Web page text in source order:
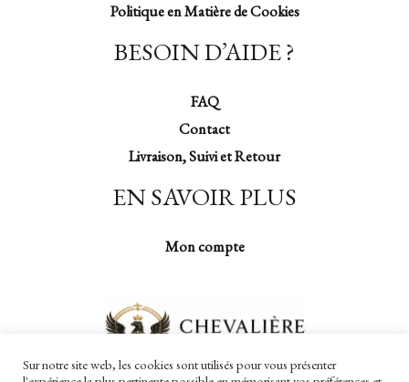
Politique en Matière de Cookies
BESOIN D’AIDE ?
FAQ
Contact
Livraison, Suivi et Retour
EN SAVOIR PLUS
Mon compte
Sur notre site web, les cookies sont utilisés pour vous présenter